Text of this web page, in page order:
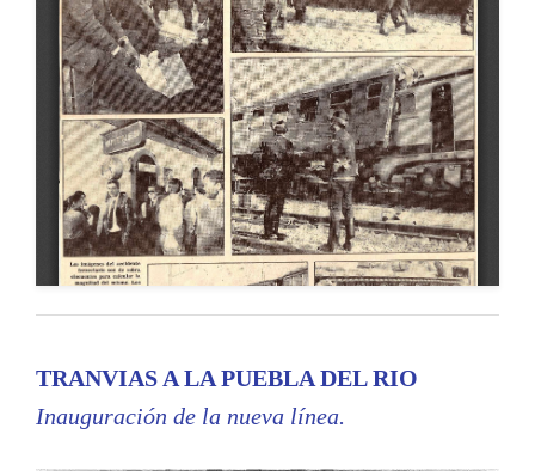
TRANVIAS A LA PUEBLA DEL RIO
Inauguración de la nueva línea.